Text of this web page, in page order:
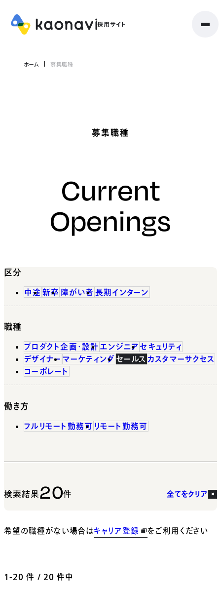
ホーム 募集職種
募集職種
Current
Openings
区分
中途 新卒 障がい者 長期インターン
職種
プロダクト企画・設計 エンジニア セキュリティ
デザイナー マーケティング セールス カスタマーサクセス
コーポレート
働き方
フルリモート勤務可 リモート勤務可
検索結果20件 全てをクリア
希望の職種がない場合はキャリア登録 をご利用ください
1-20 件 / 20 件中